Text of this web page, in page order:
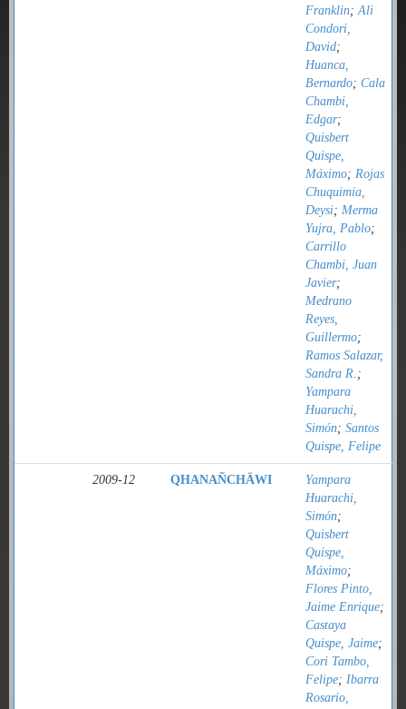
Franklin;Ali
Condori,
David;
Huanca,
Bernardo; Cala
Chambi,
Edgar;
Quisbert
Quispe,
Máximo; Rojas
Chuquimia,
Deysi; Merma
Yujra, Pablo;
Carrillo
Chambi, Juan
Javier;
Medrano
Reyes,
Guillermo;
Ramos Salazar,
Sandra R. ;
Yampara
Huarachi,
Simón; Santos
Quispe, Felipe
2009-12 QHANAÑCHÄWI
Yampara
Huarachi,
Simón;
Quisbert
Quispe,
Máximo;
Flores Pinto,
Jaime Enrique;
Castaya
Quispe, Jaime;
Cori Tambo,
Felipe; Ibarra
Rosario,